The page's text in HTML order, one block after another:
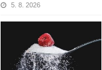
5. 8. 2026